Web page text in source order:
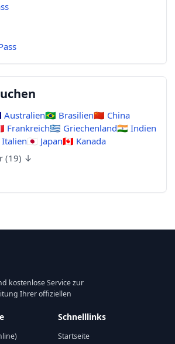
Australien🇧🇷 Brasilien🇨🇳 China
Frankreich🇬🇷 Griechenland🇮🇳 Indien
Italien 🇯🇵 Japan🇨🇦 Kanada
(19) ↓
kostenlose Service zur
Ihrer offiziellen
Schnelllinks
Startseite